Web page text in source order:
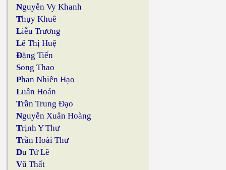
Nguyễn Vy Khanh
Thụy Khuê
Liễu Trương
Lê Thị Huệ
Đặng Tiến
Song Thao
Phan Nhiên Hạo
Luân Hoán
Trần Trung Đạo
Nguyễn Xuân Hoàng
Trịnh Y Thư
Trần Hoài Thư
Du Tử Lê
Vũ Thất